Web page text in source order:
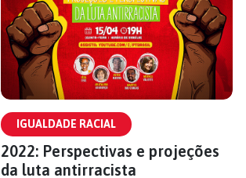
IGUALDADE RACIAL
2022: Perspectivas e projeções
da luta antirracista